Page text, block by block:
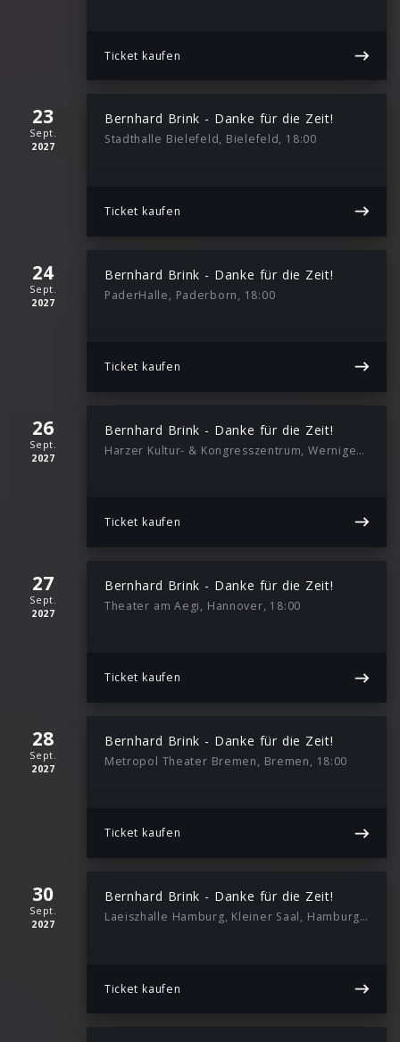
Ticket kaufen
23
Sept.
2027
Bernhard Brink - Danke für die Zeit!
Stadthalle Bielefeld, Bielefeld, 18:00
Ticket kaufen
24
Sept.
2027
Bernhard Brink - Danke für die Zeit!
PaderHalle, Paderborn, 18:00
Ticket kaufen
26
Sept.
2027
Bernhard Brink - Danke für die Zeit!
Harzer Kultur- & Kongresszentrum, Wernigerode/harz, 16:00
Ticket kaufen
27
Sept.
2027
Bernhard Brink - Danke für die Zeit!
Theater am Aegi, Hannover, 18:00
Ticket kaufen
28
Sept.
2027
Bernhard Brink - Danke für die Zeit!
Metropol Theater Bremen, Bremen, 18:00
Ticket kaufen
30
Sept.
2027
Bernhard Brink - Danke für die Zeit!
Laeiszhalle Hamburg, Kleiner Saal, Hamburg, 18:00
Ticket kaufen